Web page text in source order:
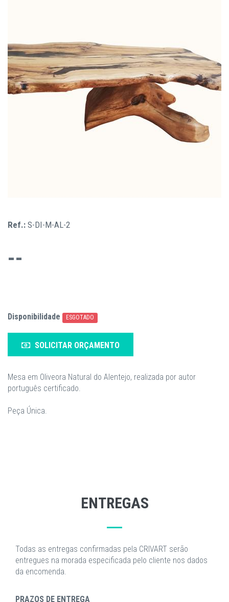
Ref.: S-DI-M-AL-2
--
Disponibilidade ESGOTADO
SOLICITAR ORÇAMENTO
Mesa em Oliveora Natural do Alentejo, realizada por autor
português certificado.
Peça Única.
ENTREGAS
Todas as entregas confirmadas pela CRIVART serão
entregues na morada especificada pelo cliente nos dados
da encomenda.
PRAZOS DE ENTREGA